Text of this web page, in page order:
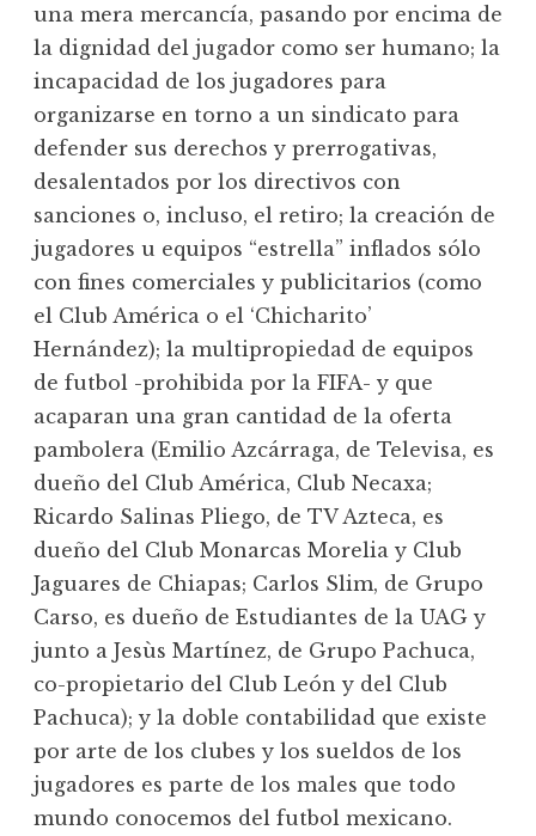
una mera mercancía, pasando por encima de
la dignidad del jugador como ser humano; la
incapacidad de los jugadores para
organizarse en torno a un sindicato para
defender sus derechos y prerrogativas,
desalentados por los directivos con
sanciones o, incluso, el retiro; la creación de
jugadores u equipos “estrella” inflados sólo
con fines comerciales y publicitarios (como
el Club América o el ‘Chicharito’
Hernández); la multipropiedad de equipos
de futbol -prohibida por la FIFA- y que
acaparan una gran cantidad de la oferta
pambolera (Emilio Azcárraga, de Televisa, es
dueño del Club América, Club Necaxa;
Ricardo Salinas Pliego, de TV Azteca, es
dueño del Club Monarcas Morelia y Club
Jaguares de Chiapas; Carlos Slim, de Grupo
Carso, es dueño de Estudiantes de la UAG y
junto a Jesùs Martínez, de Grupo Pachuca,
co-propietario del Club León y del Club
Pachuca); y la doble contabilidad que existe
por arte de los clubes y los sueldos de los
jugadores es parte de los males que todo
mundo conocemos del futbol mexicano.